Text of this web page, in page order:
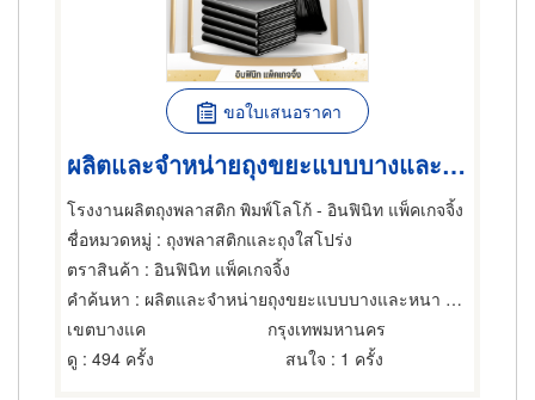
ขอใบเสนอราคา
ผลิตและจำหน่ายถุงขยะแบบบางและหนา ราคาส่ง
โรงงานผลิตถุงพลาสติก พิมพ์โลโก้ - อินฟินิท แพ็คเกจจิ้ง
ชื่อหมวดหมู่ : ถุงพลาสติกและถุงใสโปร่ง
ตราสินค้า : อินฟินิท แพ็คเกจจิ้ง
คำค้นหา : ผลิตและจำหน่ายถุงขยะแบบบางและหนา ราคาส่ง
เขตบางแค
กรุงเทพมหานคร
ดู : 494 ครั้ง สนใจ : 1 ครั้ง